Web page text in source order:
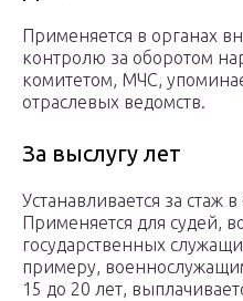
Применяется в органах
контролю за оборотом
комитетом, МЧС,
отраслевых ведомств.
За выслугу лет
Устанавливается за стаж
Применяется для судей,
государственных
примеру,
15 до 20 лет,